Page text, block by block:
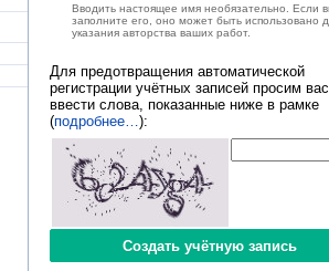
Вводить настоящее имя необязательно. Если
заполните его, оно может быть использовано
указания авторства ваших работ.
Для предотвращения автоматической
регистрации учётных записей просим вас
ввести слова, показанные ниже в рамке
(подробнее… ):